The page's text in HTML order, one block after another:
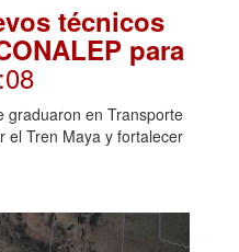
técnicos
para
graduaron en Transporte
el Tren Maya y fortalecer